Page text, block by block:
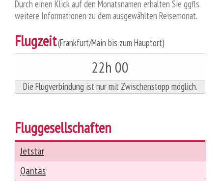
Durch einen Klick auf den Monatsnamen erhalten Sie ggfls.
weitere Informationen zu dem ausgewählten Reisemonat.
Flugzeit(Frankfurt/Main bis zum Hauptort)
22h 00
Die Flugverbindung ist nur mit Zwischenstopp möglich.
Fluggesellschaften
Jetstar
Qantas